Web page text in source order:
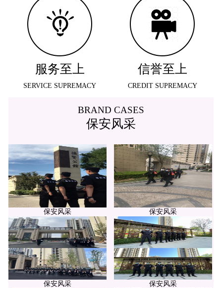
服务至上
SERVICE SUPREMACY
信誉至上
CREDIT SUPREMACY
BRAND CASES
保安风采
保安风采 保安风采
保安风采 保安风采